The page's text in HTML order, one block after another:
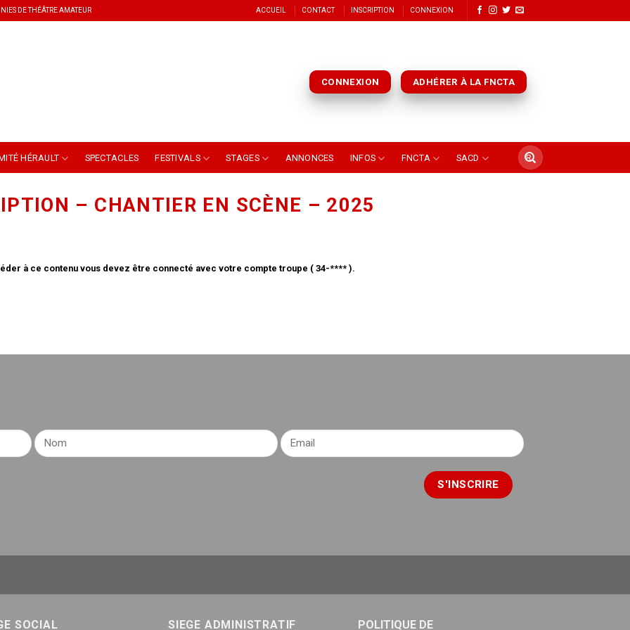
DE THÉÂTRE AMATEUR ACCUEIL CONTACT INSCRIPTION CONNEXION
CONNEXION ADHÉRER À LA FNCTA
HÉRAULT SPECTACLES FESTIVALS STAGES ANNONCES INFOS FNCTA SACD
– CHANTIER EN SCÈNE – 2025
à ce contenu vous devez être connecté avec votre compte troupe ( 34-**** ).
SOCIAL SIEGE ADMINISTRATIF POLITIQUE DE